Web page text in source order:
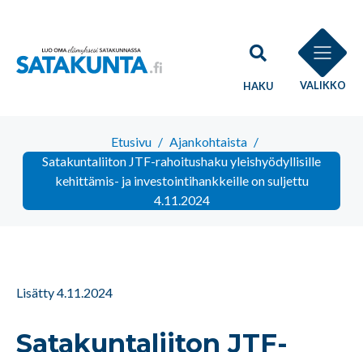
HAKU VALIKKO
Etusivu / Ajankohtaista /
Satakuntaliiton JTF-rahoitushaku yleishyödyllisille
kehittämis- ja investointihankkeille on suljettu
4.11.2024
Lisätty 4.11.2024
Satakuntaliiton JTF-